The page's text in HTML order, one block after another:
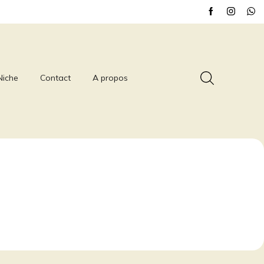
Contact A propos